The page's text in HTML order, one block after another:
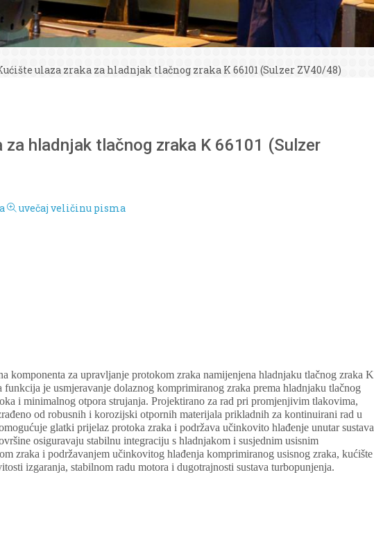
ulaza zraka za hladnjak tlačnog zraka K 66101 (Sulzer ZV40/48)
hladnjak tlačnog zraka K 66101 (Sulzer
uvečaj veličinu pisma
komponenta za upravljanje protokom zraka namijenjena hladnjaku tlačnog zraka K
je usmjeravanje dolaznog komprimiranog zraka prema hladnjaku tlačnog
i minimalnog otpora strujanja. Projektirano za rad pri promjenjivim tlakovima,
od robusnih i korozijski otpornih materijala prikladnih za kontinuirani rad u
glatki prijelaz protoka zraka i podržava učinkovito hlađenje unutar sustava
osiguravaju stabilnu integraciju s hladnjakom i susjednim usisnim
zraka i podržavanjem učinkovitog hlađenja komprimiranog usisnog zraka, kućište
izgaranja, stabilnom radu motora i dugotrajnosti sustava turbopunjenja.